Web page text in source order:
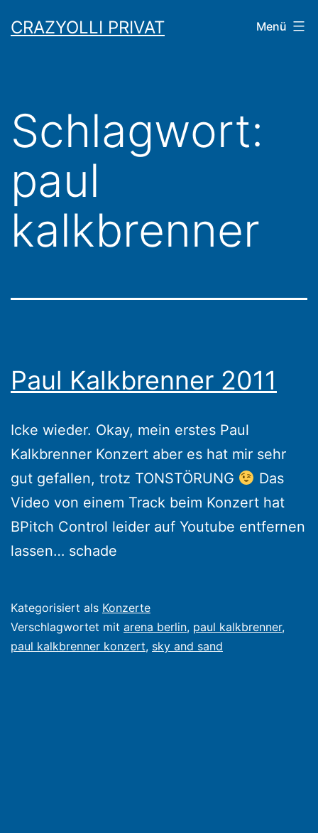
Inhalt
CRAZYOLLI PRIVAT Menü
Schlagwort:
paul
kalkbrenner
Paul Kalkbrenner 2011
Icke wieder. Okay, mein erstes Paul
Kalkbrenner Konzert aber es hat mir sehr
gut gefallen, trotz TONSTÖRUNG
Das
Video von einem Track beim Konzert hat
BPitch Control leider auf Youtube entfernen
lassen… schade
Veröffentlicht
am
10.
Kategorisiert als Konzerte
Verschlagwortet mit arena berlin, paul kalkbrenner,
paul kalkbrenner konzert, sky and sand